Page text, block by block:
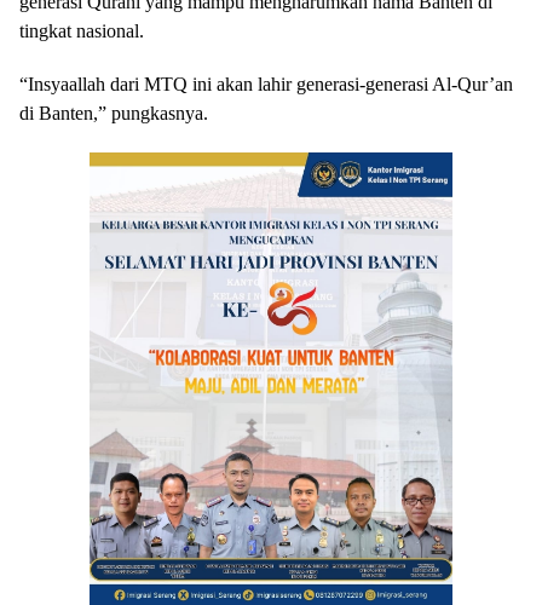
tingkat nasional.
“Insyaallah dari MTQ ini akan lahir generasi-generasi Al-Qur’an
di Banten,” pungkasnya.